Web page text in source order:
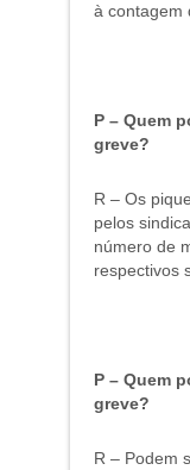
à contagem
P – Quem
greve?
R – Os
pelos
número de
respectivos
P – Quem
greve?
R – Podem